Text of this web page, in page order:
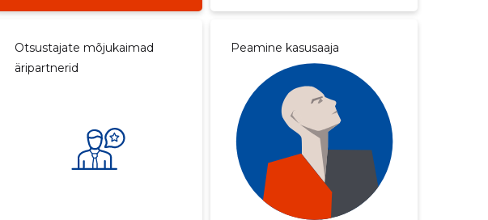
Otsustajate mõjukaimad
äripartnerid
Peamine kasusaaja